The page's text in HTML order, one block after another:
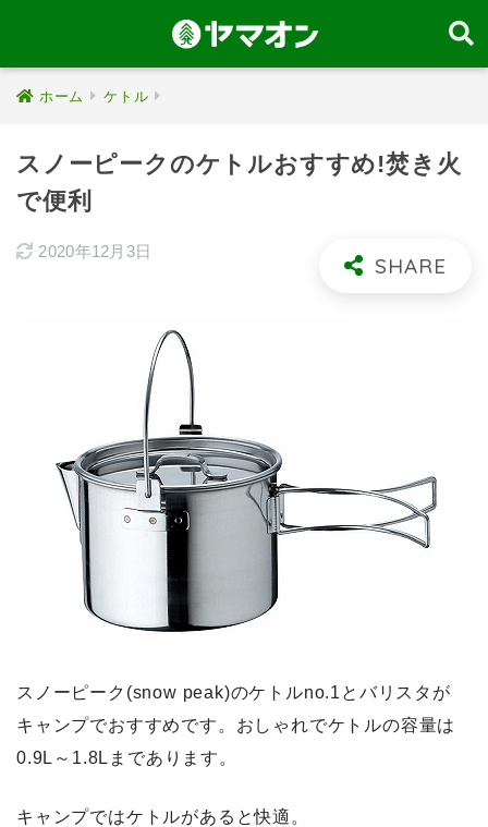
ホーム ケトル
スノーピークのケトルおすすめ!焚き火
で便利
2020年12月3日
スノーピーク(snow peak)のケトルno.1とバリスタが
キャンプでおすすめです。おしゃれでケトルの容量は
0.9L～1.8Lまであります。
キャンプではケトルがあると快適。